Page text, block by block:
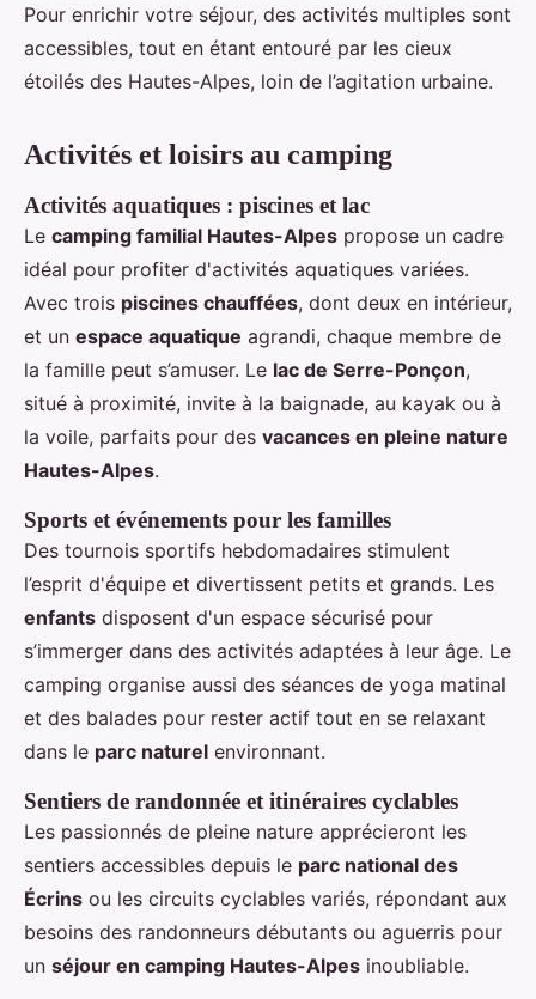
Pour enrichir votre séjour, des activités multiples sont
accessibles, tout en étant entouré par les cieux
étoilés des Hautes-Alpes, loin de l’agitation urbaine.
Activités et loisirs au camping
Activités aquatiques : piscines et lac
Le camping familial Hautes-Alpes propose un cadre
idéal pour profiter d'activités aquatiques variées.
Avec trois piscines chauffées, dont deux en intérieur,
et un espace aquatique agrandi, chaque membre de
la famille peut s’amuser. Le lac de Serre-Ponçon,
situé à proximité, invite à la baignade, au kayak ou à
la voile, parfaits pour des vacances en pleine nature
Hautes-Alpes.
Sports et événements pour les familles
Des tournois sportifs hebdomadaires stimulent
l’esprit d'équipe et divertissent petits et grands. Les
enfants disposent d'un espace sécurisé pour
s’immerger dans des activités adaptées à leur âge. Le
camping organise aussi des séances de yoga matinal
et des balades pour rester actif tout en se relaxant
dans le parc naturel environnant.
Sentiers de randonnée et itinéraires cyclables
Les passionnés de pleine nature apprécieront les
sentiers accessibles depuis le parc national des
Écrins ou les circuits cyclables variés, répondant aux
besoins des randonneurs débutants ou aguerris pour
un séjour en camping Hautes-Alpes inoubliable.